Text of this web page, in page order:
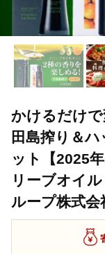
かけるだけ
田島搾り＆
ット【2025
リーブオイ
ループ株式